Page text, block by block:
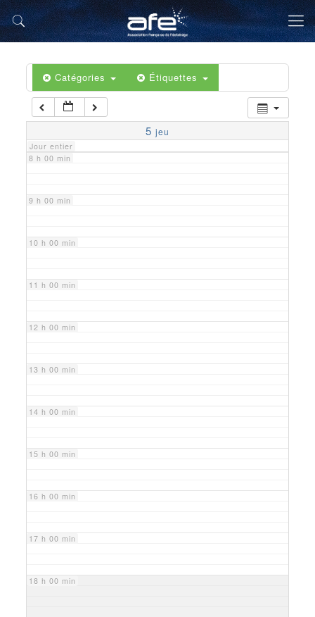
Catégories Étiquettes
5 jeu
Jour entier
5 h 00 min
6 h 00 min
7 h 00 min
8 h 00 min
9 h 00 min
10 h 00 min
11 h 00 min
12 h 00 min
13 h 00 min
14 h 00 min
15 h 00 min
16 h 00 min
17 h 00 min
18 h 00 min